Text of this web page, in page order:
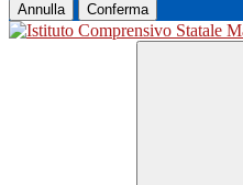
Annulla Conferma